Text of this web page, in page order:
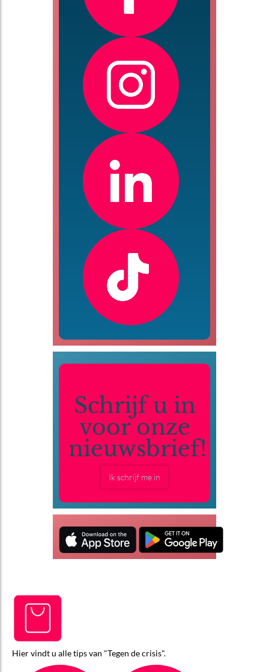
Schrijf u in
voor onze
nieuwsbrief!
Ik schrijf me in
Hier vindt u alle tips van "Tegen de crisis".